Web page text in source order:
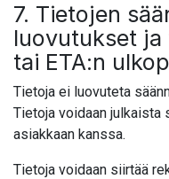
7. Tietojen
luovutukset ja
tai ETA:n
Tietoja ei luovuteta
Tietoja voidaan julkaista
asiakkaan kanssa.
Tietoja voidaan siirtää